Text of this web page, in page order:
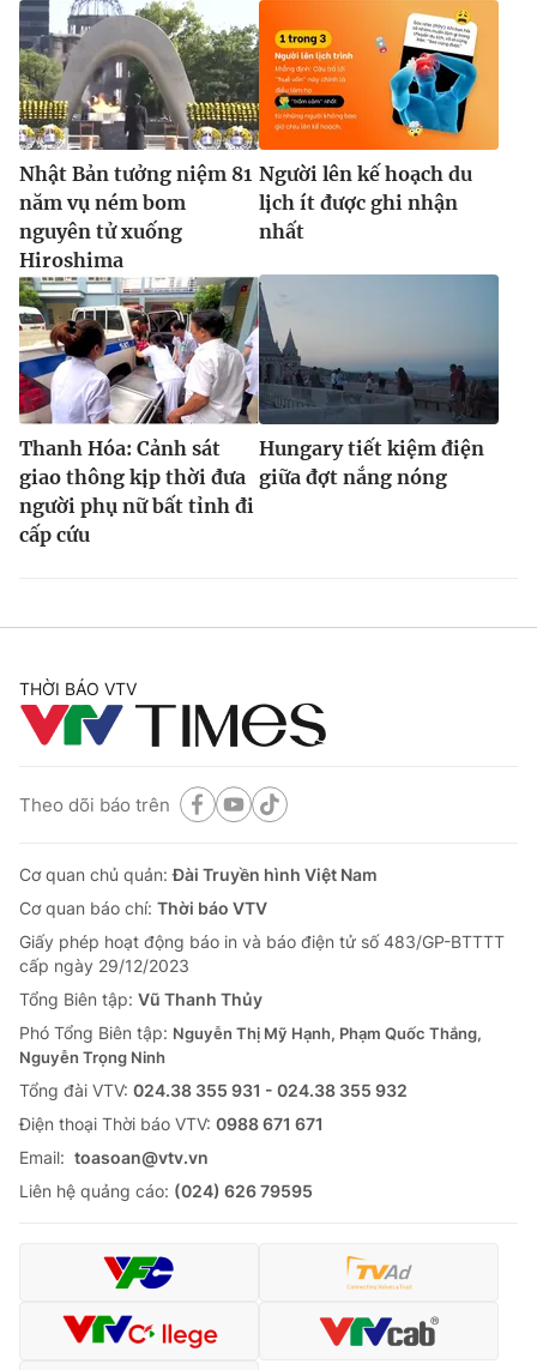
Nhật Bản tưởng niệm 81
năm vụ ném bom
nguyên tử xuống
Hiroshima
Người lên kế hoạch du
lịch ít được ghi nhận
nhất
Thanh Hóa: Cảnh sát
giao thông kịp thời đưa
người phụ nữ bất tỉnh đi
cấp cứu
Hungary tiết kiệm điện
giữa đợt nắng nóng
THỜI BÁO VTV
Theo dõi báo trên
Cơ quan chủ quản:Đài Truyền hình Việt Nam
Cơ quan báo chí: Thời báo VTV
Giấy phép hoạt động báo in và báo điện tử số 483/GP-BTTTT
cấp ngày 29/12/2023
Tổng Biên tập: Vũ Thanh Thủy
Phó Tổng Biên tập: Nguyễn Thị Mỹ Hạnh, Phạm Quốc Thắng,
Nguyễn Trọng Ninh
Tổng đài VTV: 024.38 355 931 - 024.38 355 932
Ðiện thoại Thời báo VTV: 0988 671 671
Email: toasoan@vtv.vn
Liên hệ quảng cáo: (024) 626 79595